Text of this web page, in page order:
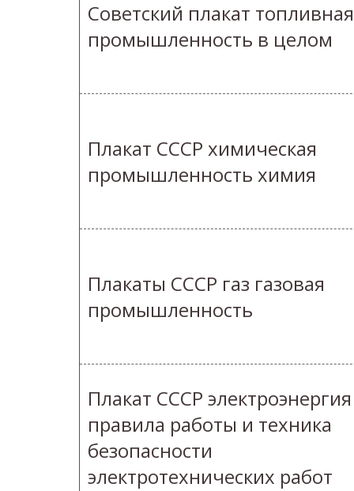
Советский плакат топливная
промышленность в целом
Плакат СССР химическая
промышленность химия
Плакаты СССР газ газовая
промышленность
Плакат СССР электроэнергия
правила работы и техника
безопасности
электротехнических работ